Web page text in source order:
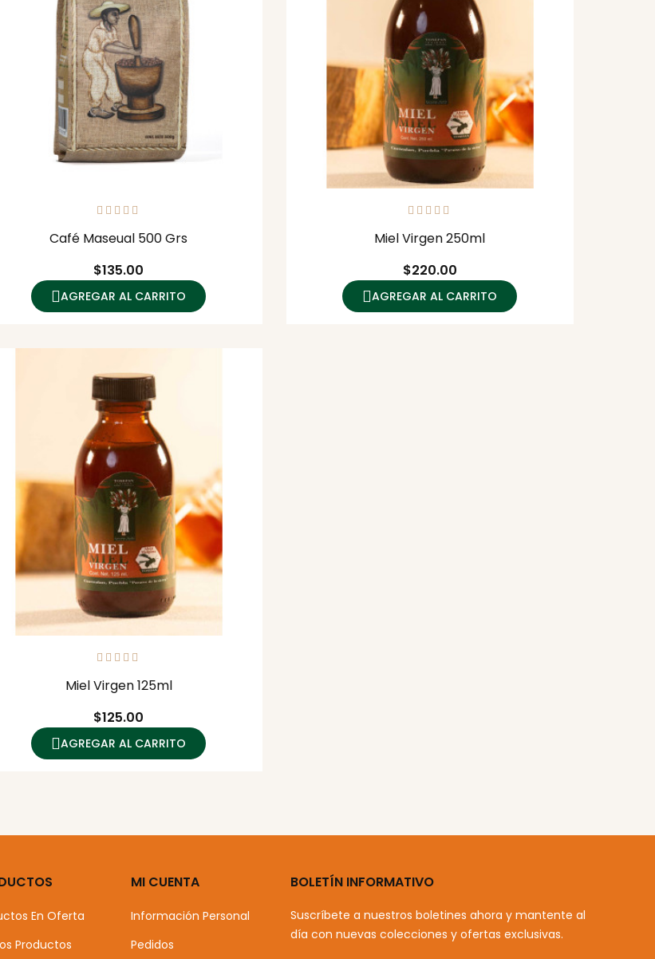
Café Maseual 500 Grs
Precio
$135.00
AGREGAR AL CARRITO
Miel Virgen 250ml
Precio
$220.00
AGREGAR AL CARRITO
Miel Virgen 125ml
Precio
$125.00
AGREGAR AL CARRITO
En Oferta
Productos
MI CUENTA
Información Personal
Pedidos
BOLETÍN INFORMATIVO
Suscríbete a nuestros boletines ahora y mantente al
día con nuevas colecciones y ofertas exclusivas.